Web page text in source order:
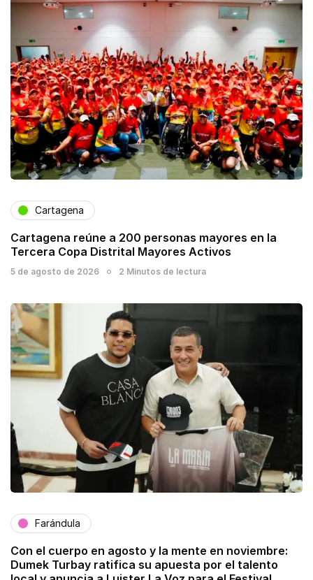
Cartagena
Cartagena reúne a 200 personas mayores en la
Tercera Copa Distrital Mayores Activos
5 de agosto de 2026 2 Minutos de lectura
Farándula
Con el cuerpo en agosto y la mente en noviembre:
Dumek Turbay ratifica su apuesta por el talento